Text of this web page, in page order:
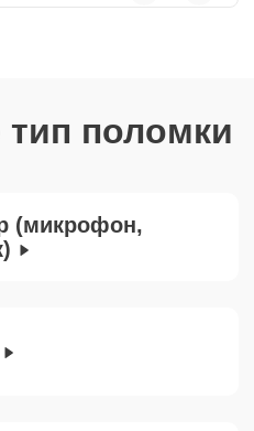
поломки
(микрофон,